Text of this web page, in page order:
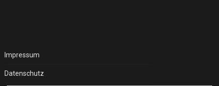
Impressum
Datenschutz